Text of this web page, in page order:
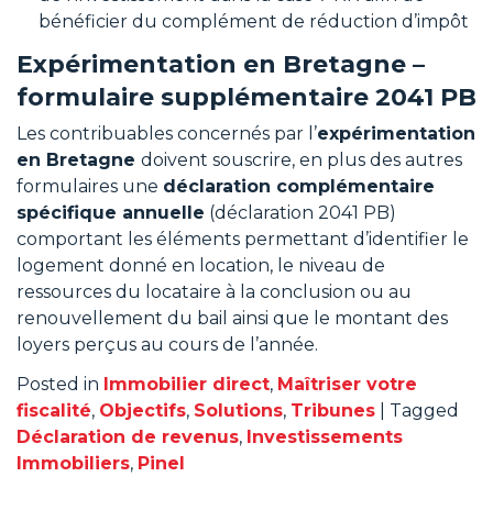
bénéficier du complément de réduction d’impôt
Expérimentation en Bretagne –
formulaire supplémentaire 2041 PB
Les contribuables concernés par l’expérimentation
en Bretagne doivent souscrire, en plus des autres
formulaires une déclaration complémentaire
spécifique annuelle (déclaration 2041 PB)
comportant les éléments permettant d’identifier le
logement donné en location, le niveau de
ressources du locataire à la conclusion ou au
renouvellement du bail ainsi que le montant des
loyers perçus au cours de l’année.
Posted in Immobilier direct, Maîtriser votre
fiscalité, Objectifs, Solutions, Tribunes
Tagged
Déclaration de revenus, Investissements
Immobiliers, Pinel